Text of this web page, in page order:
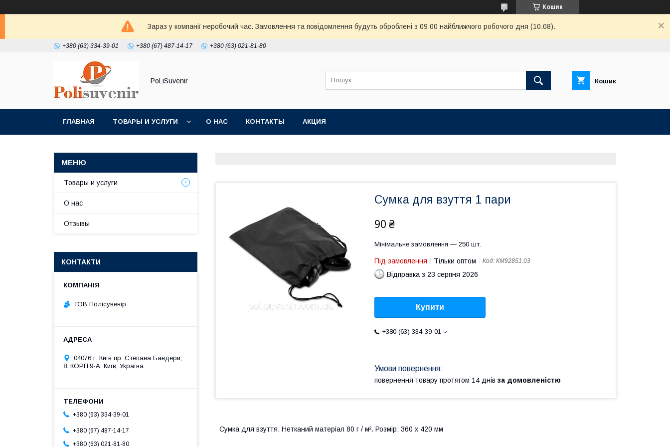
Кошик
Зараз у компанії неробочий час. Замовлення та повідомлення будуть оброблені з 09:00 найближчого робочого дня (10.08).
+380 (63) 334-39-01 +380 (67) 487-14-17 +380 (63) 021-81-80
PoLiSuvenir Кошик
ГЛАВНАЯ ТОВАРЫ И УСЛУГИ О НАС КОНТАКТЫ АКЦИЯ
Сумка для взуття 1 пари
90 ₴
Мінімальне замовлення — 250 шт.
Під замовлення Тільки оптом Код: КМ92851.03
Відправка з 23 серпня 2026
Купити
+380 (63) 334-39-01
повернення товару протягом 14 днів за домовленістю
Сумка для взуття. Нетканий матеріал 80 г / м². Розмір: 360 x 420 мм
Товары и услуги
О нас
Отзывы
КОНТАКТИ
ТОВ Полісувенір
04076 г. Київ пр. Степана Бандери,
8. КОРП.9-А, Київ, Україна
+380 (63) 334-39-01
+380 (67) 487-14-17
+380 (63) 021-81-80